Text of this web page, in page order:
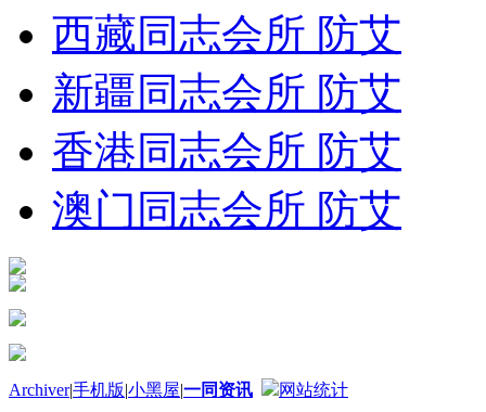
西藏同志会所 防艾
新疆同志会所 防艾
香港同志会所 防艾
澳门同志会所 防艾
Archiver|手机版|小黑屋|一同资讯 网站统计